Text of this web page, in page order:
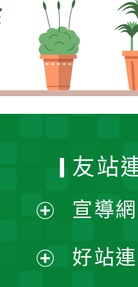
開
友站
宣導
好站